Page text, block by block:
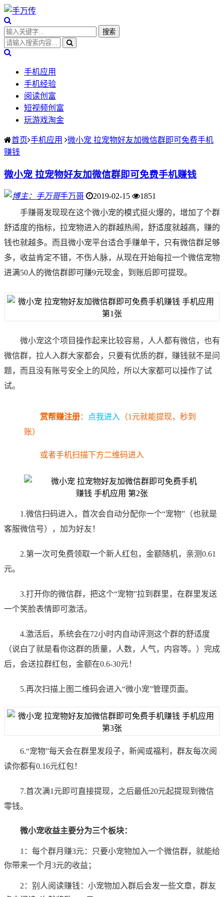
手机应用
手机经验
阅读创富
短视频创富
玩游戏淘金
首页 手机应用
微小宠 拉宠物好友加微信群即可免费手机
赚钱
微小宠 拉宠物好友加微信群即可免费手机赚钱
手万哥 2019-02-15
1851
手赚哥发现现在这个微小宠的模式挺火爆的，增加了个群
舒适度的指标，拉宠物进入的群越热闹，舒适度就越高，赚的
钱也就越多。而且微小宠平台适合手赚单干，只有微信群足够
多，收益肯定不错，不伤人脉，从现在开始每拉一个微信宠物
进满50人的微信群即可赚9元现金，到账后即可提现。
微小宠这个项目操作起来比较容易，人人都有微信，也有
微信群，拉人入群大家都会，只要有优质的群，赚钱就不是问
题，而且没有账号安全上的风险，所以大家都可以操作了试
试。
赏帮赚注册： 点我进入 （1元就能提现，秒到
账）
或者手机扫描下方二维码进入
1.微信扫码进入，首次会自动分配你一个“宠物”（也就是
客服微信号），加为好友！
2.第一次可免费领取一个新人红包，金额随机，亲测0.61
元。
3.打开你的微信群，把这个“宠物”拉到群里，在群里发送
一个笑脸表情即可激活。
4.激活后，系统会在72小时内自动评测这个群的舒适度
（说白了就是看你这群的质量，人数，人气，内容等。）完成
后，会送拉群红包，金额在0.6-30元！
5.再次扫描上图二维码会进入“微小宠”管理页面。
6.“宠物”每天会在群里发段子，新闻或福利，群友每次阅
读你都有0.16元红包！
7.首次满1元即可直接提现，之后最低20元起提现到微信
零钱。
微小宠收益主要分为三个板块：
1：每个群月赚3元：只要小宠物加入一个微信群，就能给
你带来一个月3元的收益；
2：别人阅读赚钱：小宠物加入群后会发一些文章，群友